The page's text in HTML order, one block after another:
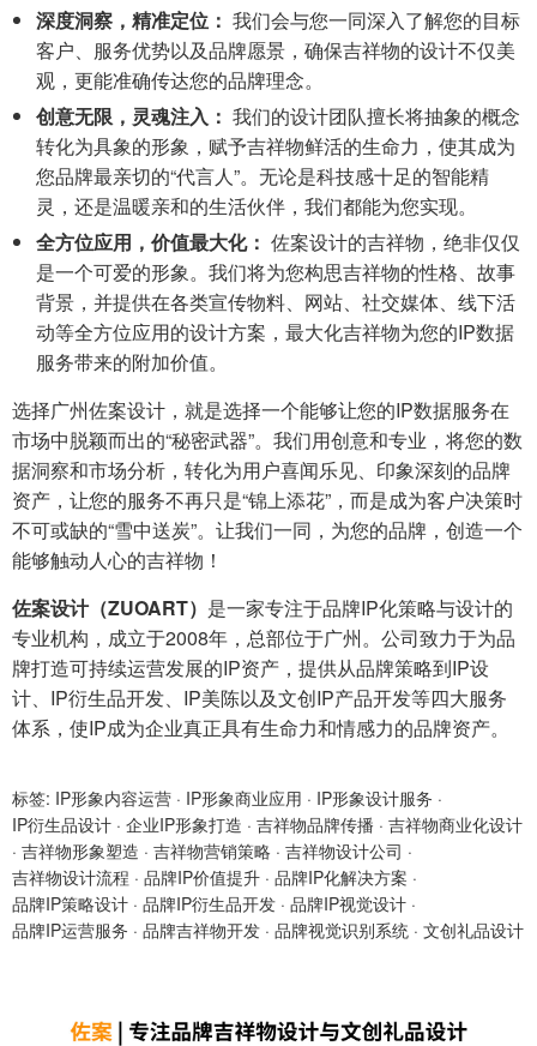
深度洞察，精准定位： 我们会与您一同深入了解您的目标
客户、服务优势以及品牌愿景，确保吉祥物的设计不仅美
观，更能准确传达您的品牌理念。
创意无限，灵魂注入： 我们的设计团队擅长将抽象的概念
转化为具象的形象，赋予吉祥物鲜活的生命力，使其成为
您品牌最亲切的“代言人”。无论是科技感十足的智能精
灵，还是温暖亲和的生活伙伴，我们都能为您实现。
全方位应用，价值最大化： 佐案设计的吉祥物，绝非仅仅
是一个可爱的形象。我们将为您构思吉祥物的性格、故事
背景，并提供在各类宣传物料、网站、社交媒体、线下活
动等全方位应用的设计方案，最大化吉祥物为您的IP数据
服务带来的附加价值。
选择广州佐案设计，就是选择一个能够让您的IP数据服务在
市场中脱颖而出的“秘密武器”。我们用创意和专业，将您的数
据洞察和市场分析，转化为用户喜闻乐见、印象深刻的品牌
资产，让您的服务不再只是“锦上添花”，而是成为客户决策时
不可或缺的“雪中送炭”。让我们一同，为您的品牌，创造一个
能够触动人心的吉祥物！
佐案设计（ZUOART） 是一家专注于品牌IP化策略与设计的
专业机构，成立于2008年，总部位于广州。公司致力于为品
牌打造可持续运营发展的IP资产，提供从品牌策略到IP设
计、IP衍生品开发、IP美陈以及文创IP产品开发等四大服务
体系，使IP成为企业真正具有生命力和情感力的品牌资产。
标签: IP形象内容运营 · IP形象商业应用 · IP形象设计服务 ·
IP衍生品设计 · 企业IP形象打造 · 吉祥物品牌传播 · 吉祥物商业化设计
· 吉祥物形象塑造 · 吉祥物营销策略 · 吉祥物设计公司 ·
吉祥物设计流程 · 品牌IP价值提升 · 品牌IP化解决方案 ·
品牌IP策略设计 · 品牌IP衍生品开发 · 品牌IP视觉设计 ·
品牌IP运营服务 · 品牌吉祥物开发 · 品牌视觉识别系统 · 文创礼品设计